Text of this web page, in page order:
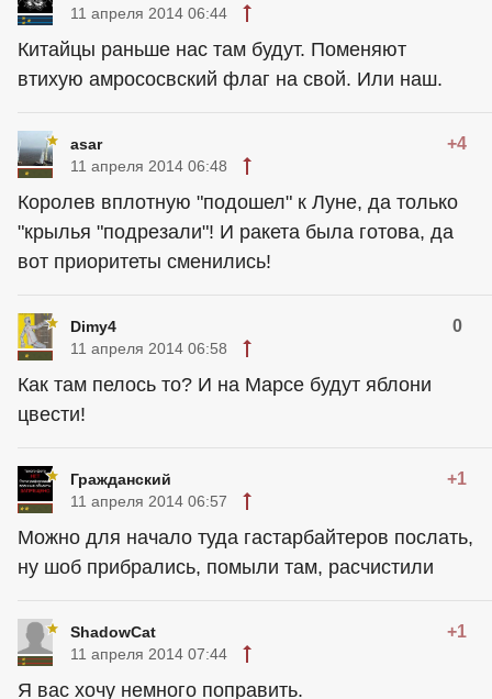
11 апреля 2014 06:44
Китайцы раньше нас там будут. Поменяют
втихую амрососвский флаг на свой. Или наш.
asar +4
11 апреля 2014 06:48
Королев вплотную "подошел" к Луне, да только
"крылья "подрезали"! И ракета была готова, да
вот приоритеты сменились!
Dimy4 0
11 апреля 2014 06:58
Как там пелось то? И на Марсе будут яблони
цвести!
Гражданский +1
11 апреля 2014 06:57
Можно для начало туда гастарбайтеров послать,
ну шоб прибрались, помыли там, расчистили
ShadowCat +1
11 апреля 2014 07:44
Я вас хочу немного поправить.